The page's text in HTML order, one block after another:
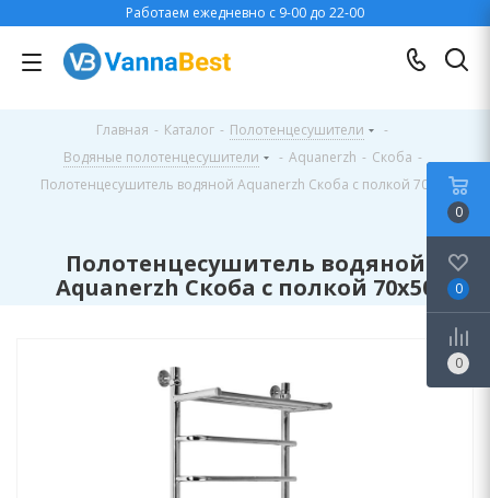
Работаем ежедневно с 9-00 до 22-00
Главная - Каталог - Полотенцесушители
-
Водяные полотенцесушители
- Aquanerzh - Скоба -
Полотенцесушитель водяной Aquanerzh Скоба с полкой 70х50
Полотенцесушитель водяной
Aquanerzh Скоба с полкой 70х50
0
0
0